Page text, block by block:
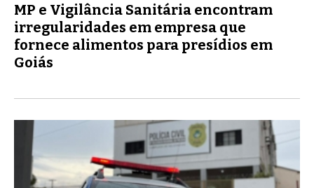
MP e Vigilância Sanitária encontram
irregularidades em empresa que
fornece alimentos para presídios em
Goiás